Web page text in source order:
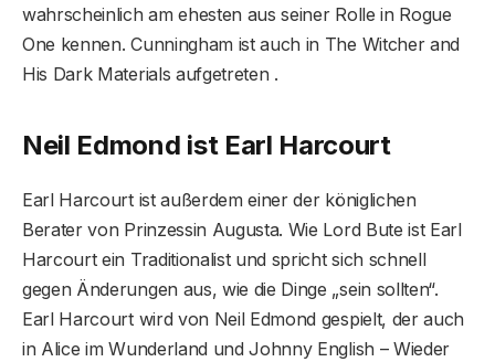
wahrscheinlich am ehesten aus seiner Rolle in Rogue
One kennen. Cunningham ist auch in The Witcher and
His Dark Materials aufgetreten .
Neil Edmond ist Earl Harcourt
Earl Harcourt ist außerdem einer der königlichen
Berater von Prinzessin Augusta. Wie Lord Bute ist Earl
Harcourt ein Traditionalist und spricht sich schnell
gegen Änderungen aus, wie die Dinge „sein sollten“.
Earl Harcourt wird von Neil Edmond gespielt, der auch
in Alice im Wunderland und Johnny English – Wieder